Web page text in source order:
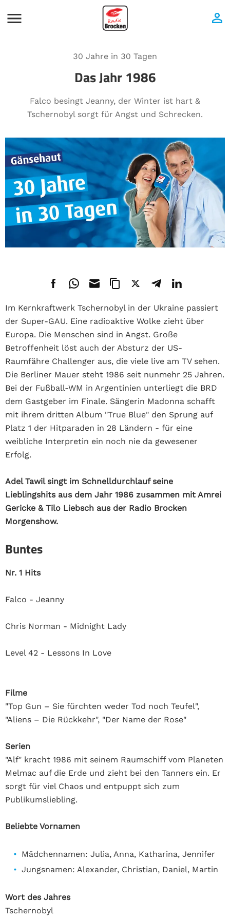
30 Jahre in 30 Tagen
Das Jahr 1986
Falco besingt Jeanny, der Winter ist hart &
Tschernobyl sorgt für Angst und Schrecken.
Im Kernkraftwerk Tschernobyl in der Ukraine passiert
der Super-GAU. Eine radioaktive Wolke zieht über
Europa. Die Menschen sind in Angst. Große
Betroffenheit löst auch der Absturz der US-
Raumfähre Challenger aus, die viele live am TV sehen.
Die Berliner Mauer steht 1986 seit nunmehr 25 Jahren.
Bei der Fußball-WM in Argentinien unterliegt die BRD
dem Gastgeber im Finale. Sängerin Madonna schafft
mit ihrem dritten Album "True Blue" den Sprung auf
Platz 1 der Hitparaden in 28 Ländern - für eine
weibliche Interpretin ein noch nie da gewesener
Erfolg.
Adel Tawil singt im Schnelldurchlauf seine
Lieblingshits aus dem Jahr 1986 zusammen mit Amrei
Gericke & Tilo Liebsch aus der Radio Brocken
Morgenshow.
Buntes
Nr. 1 Hits
Falco - Jeanny
Chris Norman - Midnight Lady
Level 42 - Lessons In Love
Filme
"Top Gun – Sie fürchten weder Tod noch Teufel",
"Aliens – Die Rückkehr", "Der Name der Rose"
Serien
"Alf" kracht 1986 mit seinem Raumschiff vom Planeten
Melmac auf die Erde und zieht bei den Tanners ein. Er
sorgt für viel Chaos und entpuppt sich zum
Publikumsliebling.
Beliebte Vornamen
Mädchennamen: Julia, Anna, Katharina, Jennifer
Jungsnamen: Alexander, Christian, Daniel, Martin
Wort des Jahres
Tschernobyl